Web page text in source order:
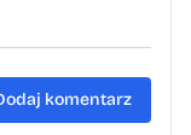
komentarz